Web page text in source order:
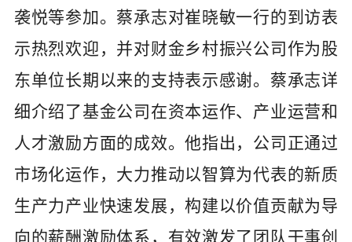
袭悦等参加。蔡承志对崔晓敏一行的到访表
示热烈欢迎，并对财金乡村振兴公司作为股
东单位长期以来的支持表示感谢。蔡承志详
细介绍了基金公司在资本运作、产业运营和
人才激励方面的成效。他指出，公司正通过
市场化运作，大力推动以智算为代表的新质
生产力产业快速发展，构建以价值贡献为导
向的薪酬激励体系，有效激发了团队干事创